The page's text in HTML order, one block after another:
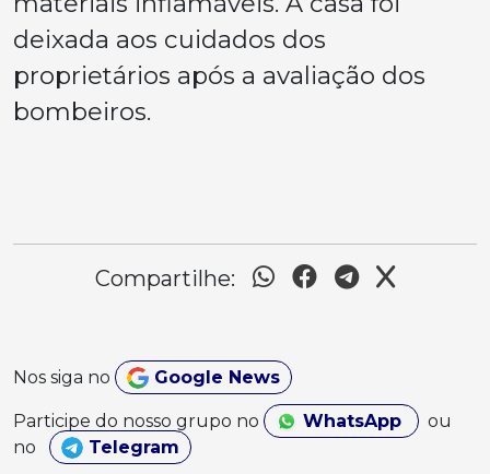
deixada aos cuidados dos
proprietários após a avaliação dos
bombeiros.
Compartilhe:
Nos siga no Google News
Participe do nosso grupo no WhatsApp
ou
no
Telegram